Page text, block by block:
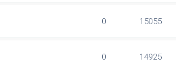
0 15055
0 14925